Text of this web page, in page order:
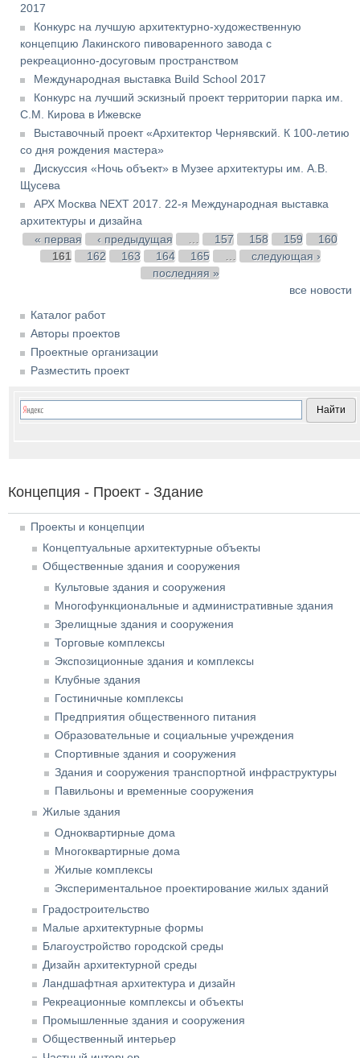
2017
Конкурс на лучшую архитектурно-художественную
концепцию Лакинского пивоваренного завода с
рекреационно-досуговым пространством
Международная выставка Build School 2017
Конкурс на лучший эскизный проект территории парка им.
С.М. Кирова в Ижевске
Выставочный проект «Архитектор Чернявский. К 100-летию
со дня рождения мастера»
Дискуссия «Ночь объект» в Музее архитектуры им. А.В.
Щусева
АРХ Москва NEXT 2017. 22-я Международная выставка
архитектуры и дизайна
Страницы
« первая ‹ предыдущая 157 158 159
160
161
162 163 164 165
следующая ›
последняя »
все новости
Каталог работ
Авторы проектов
Проектные организации
Разместить проект
Концепция - Проект - Здание
Проекты и концепции
Концептуальные архитектурные объекты
Общественные здания и сооружения
Культовые здания и сооружения
Многофункциональные и административные здания
Зрелищные здания и сооружения
Торговые комплексы
Экспозиционные здания и комплексы
Клубные здания
Гостиничные комплексы
Предприятия общественного питания
Образовательные и социальные учреждения
Спортивные здания и сооружения
Здания и сооружения транспортной инфраструктуры
Павильоны и временные сооружения
Жилые здания
Одноквартирные дома
Многоквартирные дома
Жилые комплексы
Экспериментальное проектирование жилых зданий
Градостроительство
Малые архитектурные формы
Благоустройство городской среды
Дизайн архитектурной среды
Ландшафтная архитектура и дизайн
Рекреационные комплексы и объекты
Промышленные здания и сооружения
Общественный интерьер